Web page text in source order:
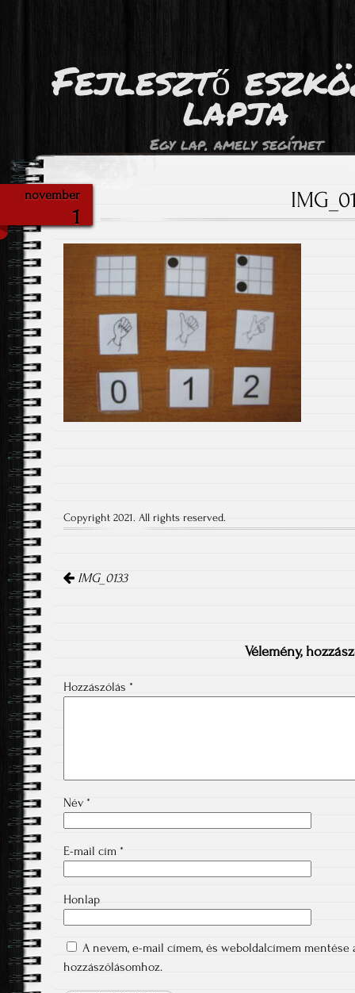
Fejlesztő
lapja
Egy lap, amely segíthet
november
1
Copyright 2021. All rights reserved.
navigation
IMG_0133
Vélemény,
Hozzászólás *
Név *
E-mail cím *
Honlap
A nevem, e-mail címem, és weboldalcímem mentése
hozzászólásomhoz.